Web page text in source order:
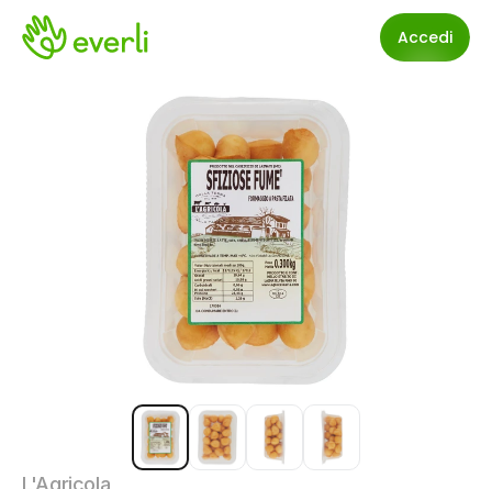
Accedi
L'Agricola